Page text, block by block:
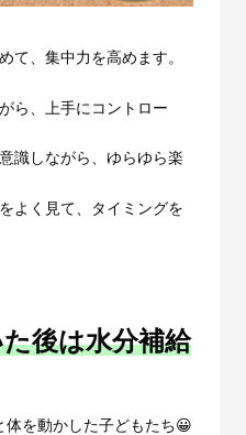
て、集中力を高めます。
ら、上手にコントロー
識しながら、ゆらゆら楽
よく見て、タイミングを
後は水分補給
体を動かした子どもたち😀